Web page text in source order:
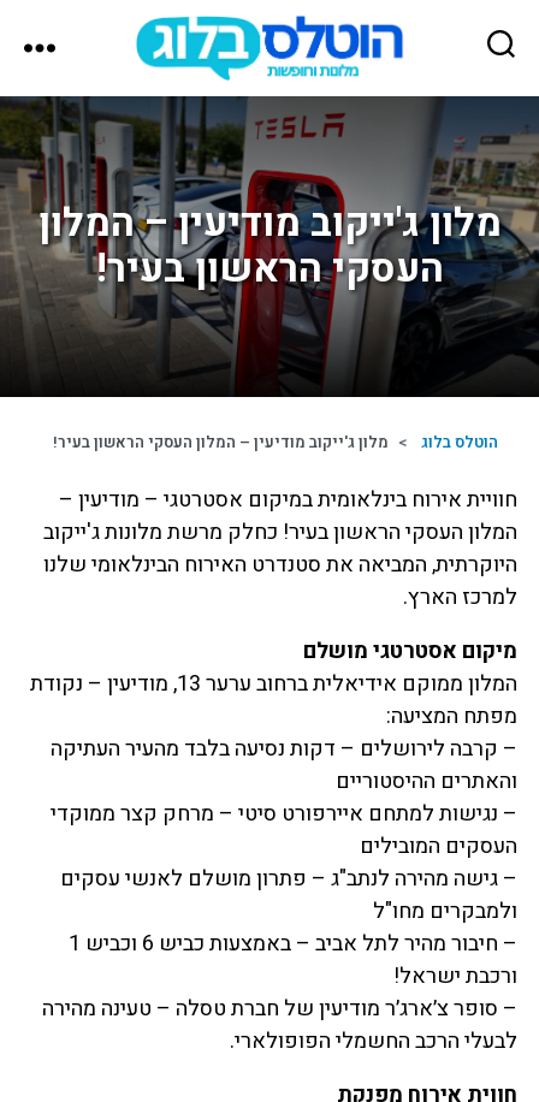
הוטלס
בלוג
מלון ג'ייקוב מודיעין – המלון
העסקי הראשון בעיר!
הוטלס בלוג > מלון ג'ייקוב מודיעין – המלון העסקי הראשון בעיר!
חוויית אירוח בינלאומית במיקום אסטרטגי – מודיעין –
המלון העסקי הראשון בעיר! כחלק מרשת מלונות ג'ייקוב
היוקרתית, המביאה את סטנדרט האירוח הבינלאומי שלנו
למרכז הארץ.
מיקום אסטרטגי מושלם
המלון ממוקם אידיאלית ברחוב ערער 13, מודיעין – נקודת
מפתח המציעה:
– קרבה לירושלים – דקות נסיעה בלבד מהעיר העתיקה
והאתרים ההיסטוריים
– נגישות למתחם איירפורט סיטי – מרחק קצר ממוקדי
העסקים המובילים
– גישה מהירה לנתב"ג – פתרון מושלם לאנשי עסקים
ולמבקרים מחו"ל
– חיבור מהיר לתל אביב – באמצעות כביש 6 וכביש 1
ורכבת ישראל!
– סופר צ׳ארג׳ר מודיעין של חברת טסלה – טעינה מהירה
לבעלי הרכב החשמלי הפופולארי.
חווית אירוח מפנקת